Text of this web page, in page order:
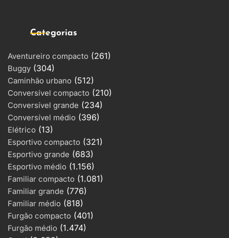
Categorias
Aventureiro compacto (261)
Buggy (304)
Caminhão urbano (512)
Conversível compacto (210)
Conversível grande (234)
Conversível médio (396)
Elétrico (13)
Esportivo compacto (321)
Esportivo grande (683)
Esportivo médio (1.156)
Familiar compacto (1.081)
Familiar grande (776)
Familiar médio (818)
Furgão compacto (401)
Furgão médio (1.474)